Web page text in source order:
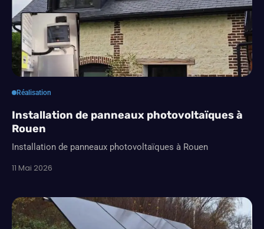
Réalisation
Installation de panneaux photovoltaïques à
Rouen
Installation de panneaux photovoltaïques à Rouen
11 Mai 2026